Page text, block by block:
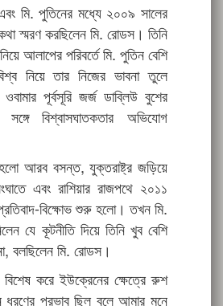
এবং মি. পুতিনের মধ্যে ২০০৯ সালের
স্মরণ করছিলেন মি. রোডস। তিনি
আলাপের পরিবর্তে মি. পুতিন বেশি
নিয়ে তার নিজের ভাবনা তুলে
পূর্বসূরি জর্জ ডাব্লিউ বুশের
সঙ্গে বিশ্বাসঘাতকতার অভিযোগ
আরব বসন্ত, যুক্তরাষ্ট্র জড়িয়ে
এবং রাশিয়ার রাজপথে ২০১১
বিক্ষোভ শুরু হলো। তখন মি.
যে কূটনীতি দিয়ে তিনি খুব বেশি
বলছিলেন মি. রোডস।
বিশেষ করে ইউক্রেনের ক্ষেত্রে রুশ
ধরণের প্রভাব ছিল বলে আমার মনে